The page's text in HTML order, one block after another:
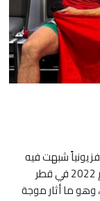
شبهت فيه
لاعبي المنتخب المغربي المشارك في كأس العالم 2022 في قطر
وهو ما أثار موجة